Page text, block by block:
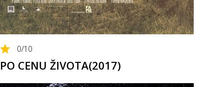
0/10
PO CENU ŽIVOTA(2017)